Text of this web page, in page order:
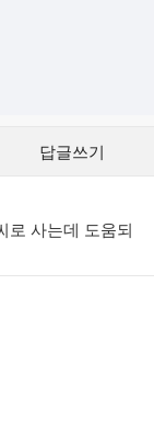
답글쓰기
로 사는데 도움되